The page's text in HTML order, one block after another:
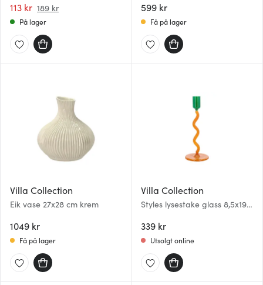
113 kr 189 kr
På lager
599 kr
Få på lager
Villa Collection
Eik vase 27x28 cm krem
1049 kr
Få på lager
Villa Collection
Styles lysestake glass 8,5x19,6
339 kr
Utsolgt online